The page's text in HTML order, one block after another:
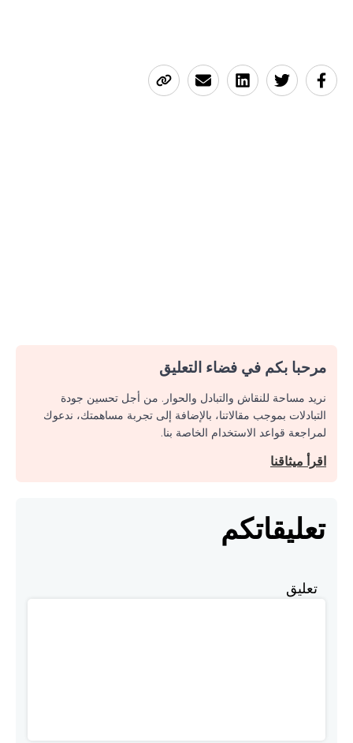
مرحبا بكم في فضاء التعليق
نريد مساحة للنقاش والتبادل والحوار. من أجل تحسين جودة
التبادلات بموجب مقالاتنا، بالإضافة إلى تجربة مساهمتك، ندعوك
لمراجعة قواعد الاستخدام الخاصة بنا.
اقرأ ميثاقنا
تعليقاتكم
تعليق